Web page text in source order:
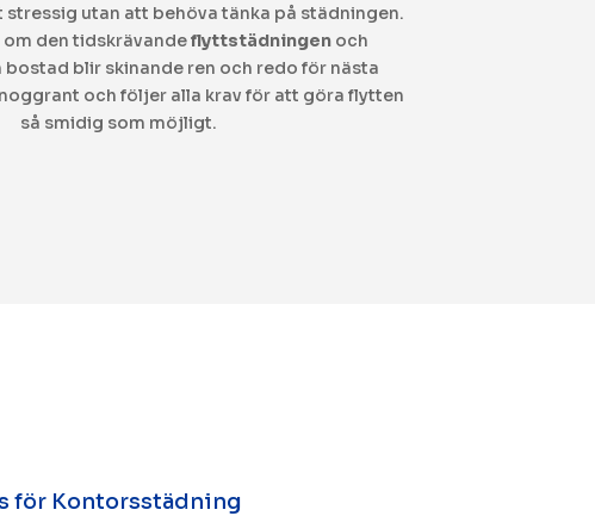
utan att behöva tänka på städningen.
om den tidskrävandeflyttstädningenoch
blir skinande ren och redo för nästa
och följer alla krav för att göra flytten
så smidig som möjligt.
för Kontorsstädning